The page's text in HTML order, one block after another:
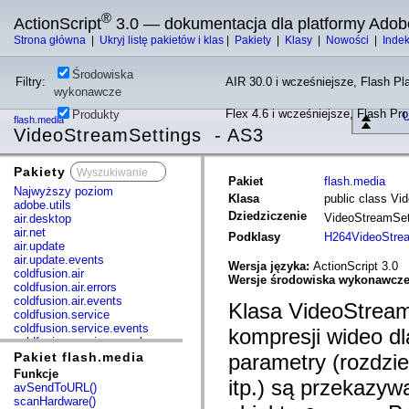
ActionScript® 3.0 — dokumentacja dla platformy
Strona główna Ukryj listę pakietów i klas Pakiety Klasy Nowości
Filtry:
Środowiska
wykonawcze
AIR 30.0 i wcześniejsze, Flash
Produkty Flex 4.6 i wcześniejsze, Flash
flash.media
VideoStreamSettings - AS3
Pakiety
Najwyższy poziom
adobe.utils
air.desktop
air.net
air.update
air.update.events
coldfusion.air
coldfusion.air.errors
coldfusion.air.events
coldfusion.service
coldfusion.service.events
coldfusion.service.mxml
com.adobe.acm.solutions.authoring.domain.extensions
com.adobe.acm.solutions.ccr.domain.extensions
com.adobe.consulting.pst.vo
com.adobe.dct.component
Pakiet flash.media
Funkcje
avSendToURL()
scanHardware()
Pakiet
flash.media
Klasa
public class
Dziedziczenie
Podklasy
Wersja języka: ActionScript 3.0
Wersje środowiska
Klasa
kompresji wideo
parametry
itp.) są